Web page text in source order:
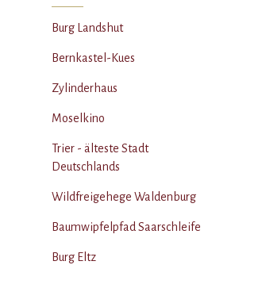
Burg Landshut
Bernkastel-Kues
Zylinderhaus
Moselkino
Trier - älteste Stadt
Deutschlands
Wildfreigehege Waldenburg
Baumwipfelpfad Saarschleife
Burg Eltz